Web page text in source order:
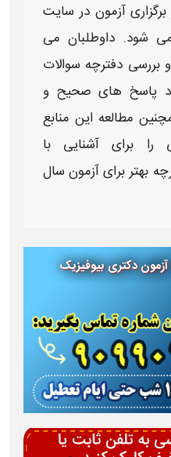
آزموندر سایت
شود. داوطلبان می‌
و بررسی دفترچه سوالات
پاسخ‌ های صحیح و
مطالعه این منابع
را برای آشنایی با
بهتر برایآزمون سال
آزمون دکتری بیوفیزیک